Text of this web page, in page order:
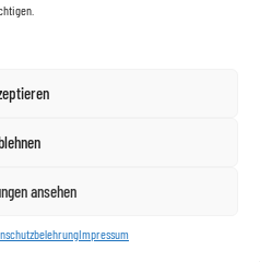
ansehen
Impressum
2025 Winter Special German Sea
25,95€
war:
Ausführung wählen